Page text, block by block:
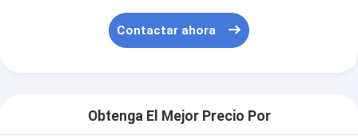
Contactar ahora
Obtenga El Mejor Precio Por